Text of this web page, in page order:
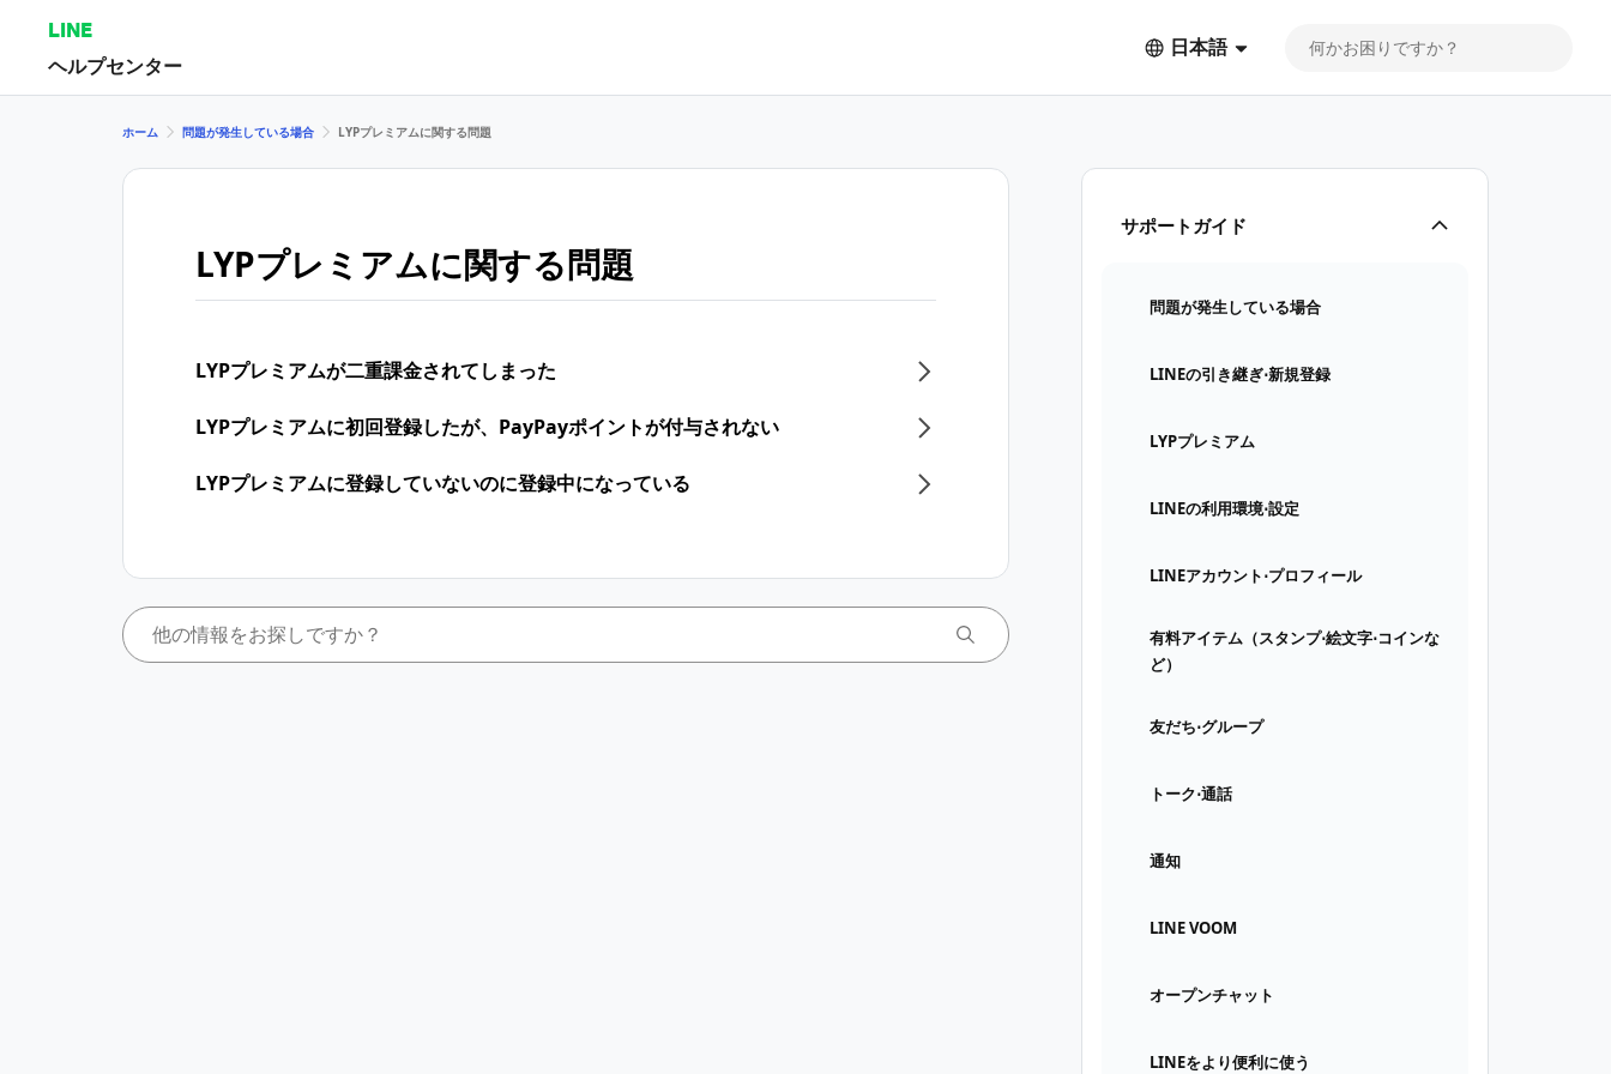
LINE
ヘルプセンター
日本語
サポートガイド
問題が発生している場合
LINEの引き継ぎ⋅新規登録
LYPプレミアム
LINEの利用環境⋅設定
LINEアカウント⋅プロフィール
有料アイテム（スタンプ⋅絵文字⋅コインな
ど）
友だち⋅グループ
トーク⋅通話
通知
LINE VOOM
オープンチャット
LINEをより便利に使う
ホーム 問題が発生している場合 LYPプレミアムに関する問題
LYPプレミアムに関する問題
LYPプレミアムが二重課金されてしまった
LYPプレミアムに初回登録したが、PayPayポイントが付与されない
LYPプレミアムに登録していないのに登録中になっている